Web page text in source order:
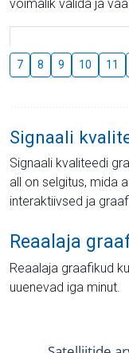
võimalik valida ja
7 8 9 10 11
Signaali
Signaali kvaliteedi
all on selgitus, mida
interaktiivsed ja
Reaalaja
Reaalaja graafikud
uuenevad iga minut.